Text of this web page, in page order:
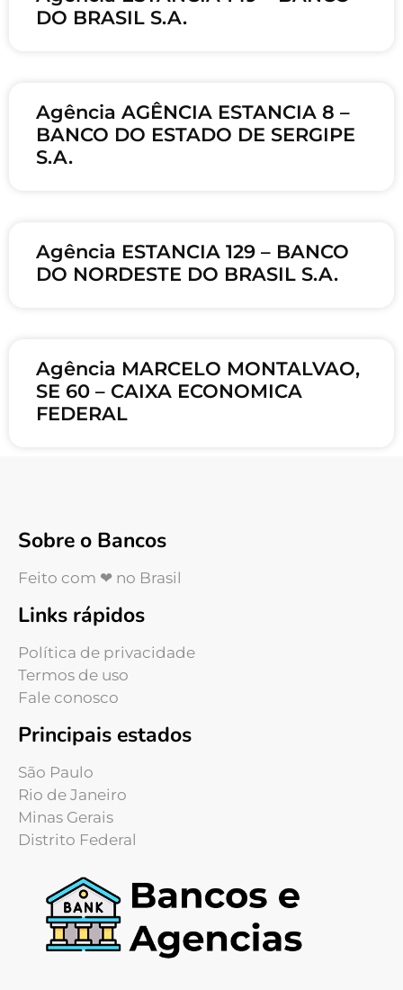
DO BRASIL S.A.
Agência AGÊNCIA ESTANCIA 8 –
BANCO DO ESTADO DE SERGIPE
S.A.
Agência ESTANCIA 129 – BANCO
DO NORDESTE DO BRASIL S.A.
Agência MARCELO MONTALVAO,
SE 60 – CAIXA ECONOMICA
FEDERAL
Sobre o Bancos
Feito com ❤ no Brasil
Links rápidos
Política de privacidade
Termos de uso
Fale conosco
Principais estados
São Paulo
Rio de Janeiro
Minas Gerais
Distrito Federal